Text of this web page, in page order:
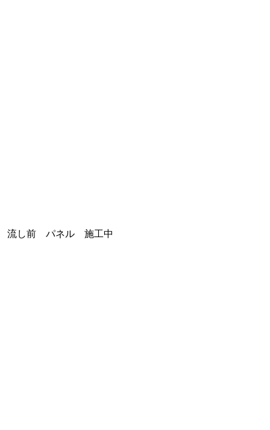
流し前 パネル 施工中